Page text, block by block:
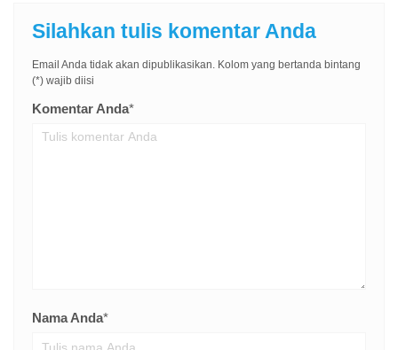
Silahkan tulis komentar Anda
Email Anda tidak akan dipublikasikan. Kolom yang bertanda bintang
(*) wajib diisi
Komentar Anda*
Nama Anda*